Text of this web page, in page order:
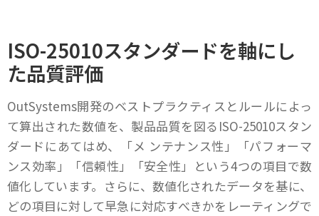
ISO-25010スタンダードを軸にし
た品質評価
OutSystems開発のベストプラクティスとルールによっ
て算出された数値を、製品品質を図るISO-25010スタン
ダードにあてはめ、「メ ンテナンス性」「パフォーマ
ンス効率」「信頼性」「安全性」という4つの項目で数
値化しています。さらに、数値化されたデータを基に、
どの項目に対して早急に対応すべきかをレーティングで